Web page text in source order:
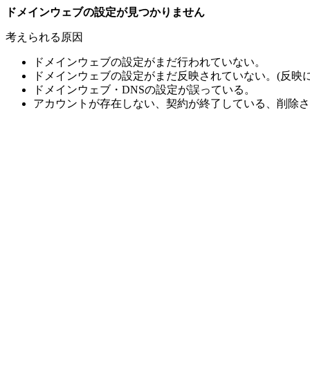
ドメインウェブの設定が見つかりません
考えられる原因
ドメインウェブの設定がまだ行われていない。
ドメインウェブの設定がまだ反映されていない。(反
ドメインウェブ・DNSの設定が誤っている。
アカウントが存在しない、契約が終了している、削除